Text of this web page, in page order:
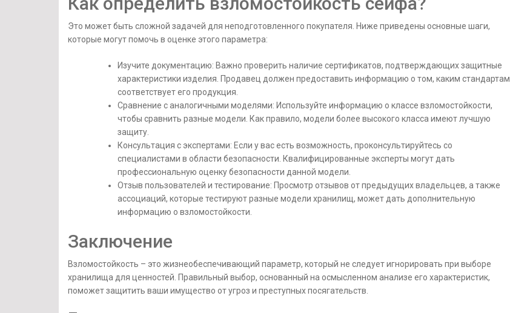
Это может быть сложной задачей для неподготовленного покупателя. Ниже приведены основные шаги,
которые могут помочь в оценке этого параметра:
Изучите документацию: Важно проверить наличие сертификатов, подтверждающих защитные
характеристики изделия. Продавец должен предоставить информацию о том, каким стандартам
соответствует его продукция.
Сравнение с аналогичными моделями: Используйте информацию о классе взломостойкости,
чтобы сравнить разные модели. Как правило, модели более высокого класса имеют лучшую
защиту.
Консультация с экспертами: Если у вас есть возможность, проконсультируйтесь со
специалистами в области безопасности. Квалифицированные эксперты могут дать
профессиональную оценку безопасности данной модели.
Отзыв пользователей и тестирование: Просмотр отзывов от предыдущих владельцев, а также
ассоциаций, которые тестируют разные модели хранилищ, может дать дополнительную
информацию о взломостойкости.
Заключение
Взломостойкость – это жизнеобеспечивающий параметр, который не следует игнорировать при выборе
хранилища для ценностей. Правильный выбор, основанный на осмысленном анализе его характеристик,
поможет защитить ваши имущество от угроз и преступных посягательств.